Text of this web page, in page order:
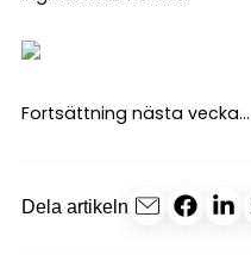
Fortsättning nästa vecka…
Dela artikeln